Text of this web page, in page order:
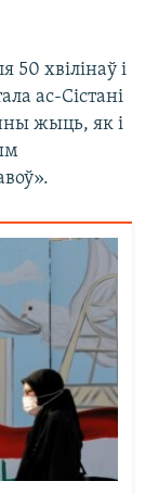
50 хвілінаў і
ас-Сістані
жыць, як і